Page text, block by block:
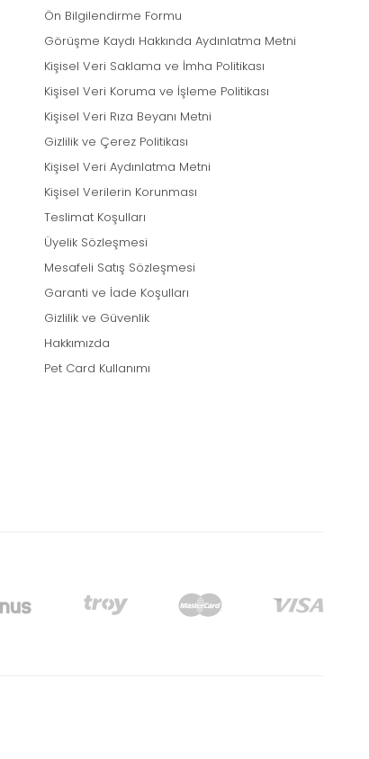
Ön Bilgilendirme Formu
Görüşme Kaydı Hakkında Aydınlatma Metni
Kişisel Veri Saklama ve İmha Politikası
Kişisel Veri Koruma ve İşleme Politikası
Kişisel Veri Rıza Beyanı Metni
Gizlilik ve Çerez Politikası
Kişisel Veri Aydınlatma Metni
Kişisel Verilerin Korunması
Teslimat Koşulları
Üyelik Sözleşmesi
Mesafeli Satış Sözleşmesi
Garanti ve İade Koşulları
Gizlilik ve Güvenlik
Hakkımızda
Pet Card Kullanımı